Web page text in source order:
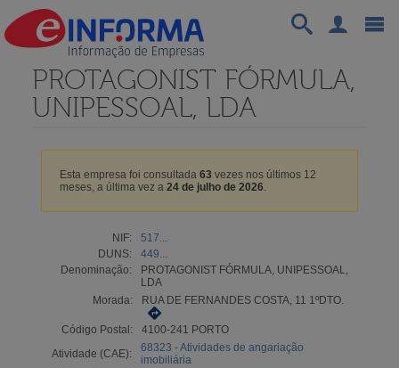
PROTAGONIST FÓRMULA,
UNIPESSOAL, LDA
Esta empresa foi consultada 63 vezes nos últimos 12
meses, a última vez a 24 de julho de 2026.
NIF:
517...
DUNS:
449...
Denominação:
PROTAGONIST FÓRMULA, UNIPESSOAL,
LDA
Morada:
RUA DE FERNANDES COSTA, 11 1ºDTO.
Código Postal:
4100-241 PORTO
Atividade (CAE):
68323 - Atividades de angariação
imobiliária